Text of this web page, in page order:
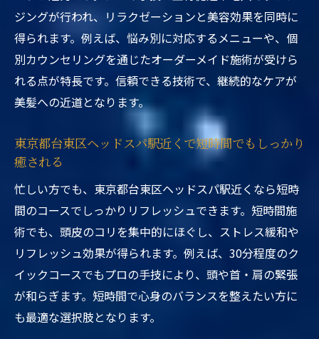
ジングが行われ、リラクゼーションと美容効果を同時に
得られます。例えば、悩み別に対応するメニューや、個
別カウンセリングを通じたオーダーメイド施術が受けら
れる点が特長です。信頼できる技術で、継続的なケアが
美髪への近道となります。
東京都台東区ヘッドスパ駅近くで短時間でもしっかり
癒される
忙しい方でも、東京都台東区ヘッドスパ駅近くなら短時
間のコースでしっかりリフレッシュできます。短時間施
術でも、頭皮のコリを集中的にほぐし、ストレス緩和や
リフレッシュ効果が得られます。例えば、30分程度のク
イックコースでもプロの手技により、頭や首・肩の緊張
が和らぎます。短時間で心身のバランスを整えたい方に
も最適な選択肢となります。